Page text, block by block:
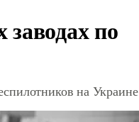
по
на Украине